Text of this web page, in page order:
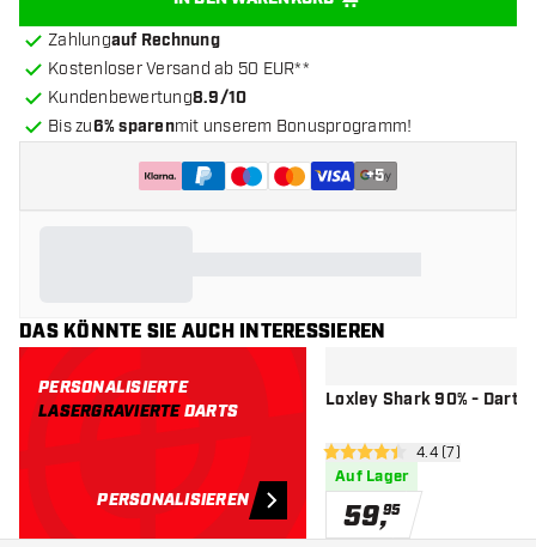
Zahlungauf Rechnung
Kostenloser Versand ab 50 EUR**
Kundenbewertung8.9/10
Bis zu6% sparenmit unserem Bonusprogramm!
+5
DAS KÖNNTE SIE AUCH INTERESSIEREN
PERSONALISIERTE
LASERGRAVIERTEDARTS
PERSONALISIEREN
Loxley Shark 90% -
4.4 Bewertungssterne
4.4 (7)
Auf Lager
59,95